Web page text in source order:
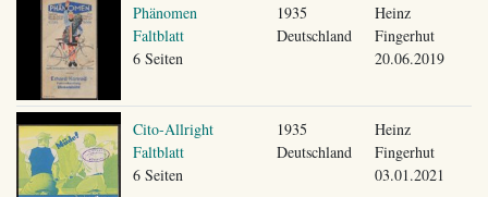
Phänomen
Faltblatt
6 Seiten
1935
Deutschland
Heinz
Fingerhut
20.06.2019
Cito-Allright
Faltblatt
6 Seiten
1935
Deutschland
Heinz
Fingerhut
03.01.2021